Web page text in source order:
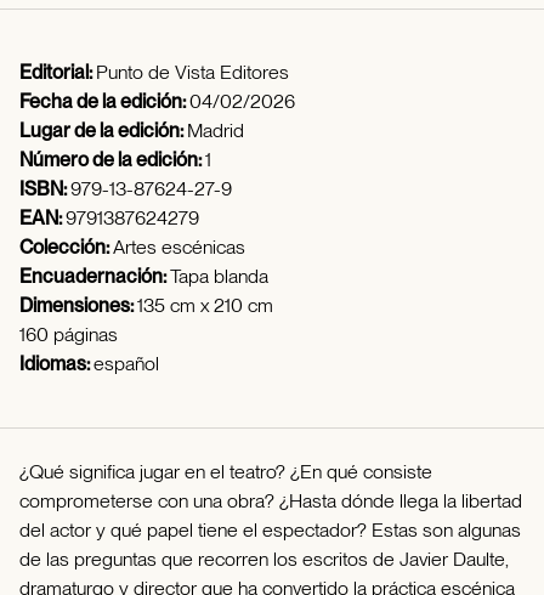
Editorial:Punto de Vista Editores
Fecha de la edición:04/02/2026
Lugar de la edición:Madrid
Número de la edición:1
ISBN:979-13-87624-27-9
EAN:9791387624279
Colección:Artes escénicas
Encuadernación:Tapa blanda
Dimensiones:135 cm x 210 cm
160 páginas
Idiomas:español
¿Qué significa jugar en el teatro? ¿En qué consiste
comprometerse con una obra? ¿Hasta dónde llega la libertad
del actor y qué papel tiene el espectador? Estas son algunas
de las preguntas que recorren los escritos de Javier Daulte,
dramaturgo y director que ha convertido la práctica escénica